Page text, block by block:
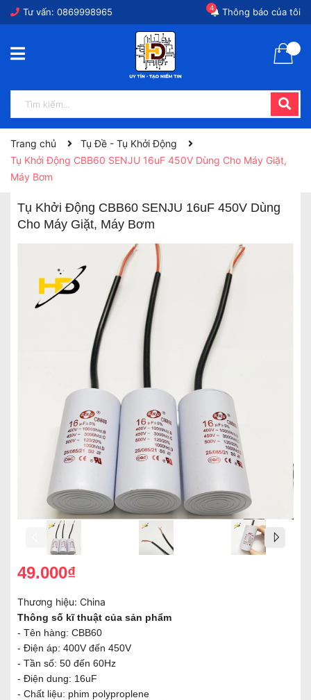
Tư vấn: 0869998965 Thông báo của tôi
4
Trang chủ
Tụ Đề - Tụ Khởi Động
Tụ Khởi Động CBB60 SENJU 16uF 450V Dùng Cho Máy Giặt,
Máy Bơm
Tụ Khởi Động CBB60 SENJU 16uF 450V Dùng
Cho Máy Giặt, Máy Bơm
49.000₫
Thương hiệu: China
Thông số kĩ thuật của sản phẩm
- Tên hàng: CBB60
- Điện áp: 400V đến 450V
- Tần số: 50 đến 60Hz
- Điện dung: 16uF
- Chất liệu: phim polyproplene